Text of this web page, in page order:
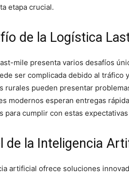
etapa crucial.
de la Logística
mile presenta varios desafíos
ser complicada debido al
rurales pueden presentar
modernos esperan entregas
para cumplir con estas
de la Inteligencia
artificial ofrece soluciones